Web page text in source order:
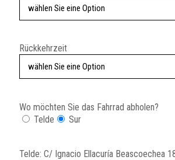
Rückkehrzeit
Wo möchten Sie das Fahrrad abholen?
Telde
Sur
Telde: C/ Ignacio Ellacuría Beascoechea